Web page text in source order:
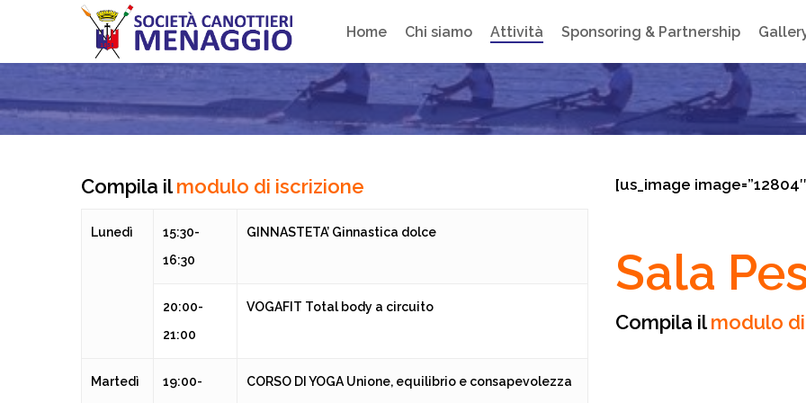
main
content
Home Chi siamo Attività Sponsoring & Partnership
Compila ilmodulo di iscrizione
Lunedì
15:30-
16:30
GINNASTETA’ Ginnastica dolce
20:00-
21:00
VOGAFIT Total body a circuito
Martedì
19:00-
CORSO DI YOGAUnione, equilibrio e consapevolezza
[us_image
Sala
Compila ilmodulo